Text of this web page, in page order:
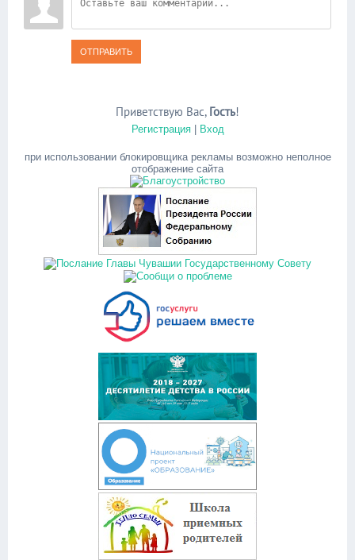
ОТПРАВИТЬ
Приветствую Вас, Гость!
Регистрация| Вход
при использовании блокировщика рекламы возможно неполное
отображение сайта